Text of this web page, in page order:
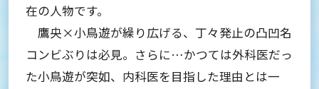
在の人物です。
鷹央×小鳥遊が繰り広げる、丁々発止の凸凹名
コンビぶりは必見。さらに…かつては外科医だっ
た小鳥遊が突如、内科医を目指した理由とは一